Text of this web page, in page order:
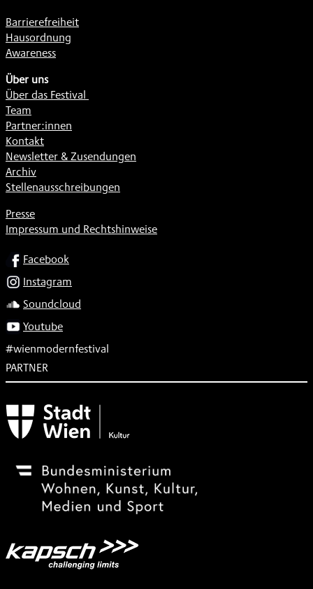
Barrierefreiheit
Hausordnung
Awareness
Über uns
Über das Festival
Team
Partner:innen
Kontakt
Newsletter & Zusendungen
Archiv
Stellenausschreibungen
Presse
Impressum und Rechtshinweise
SOCIALFacebook
Instagram
Soundcloud
Youtube
#wienmodernfestival
PARTNER
Subventionsgeber